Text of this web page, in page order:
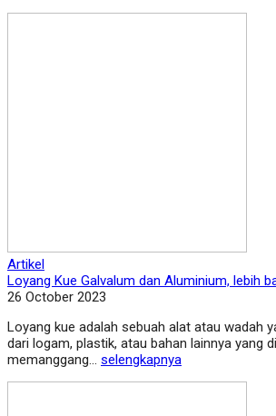
Artikel
Loyang Kue Galvalum dan Aluminium, lebih
26 October 2023
Loyang kue adalah sebuah alat atau wadah
dari logam, plastik, atau bahan lainnya yang
memanggang... selengkapnya